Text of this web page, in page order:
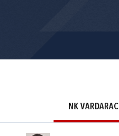
NK VARDARAC